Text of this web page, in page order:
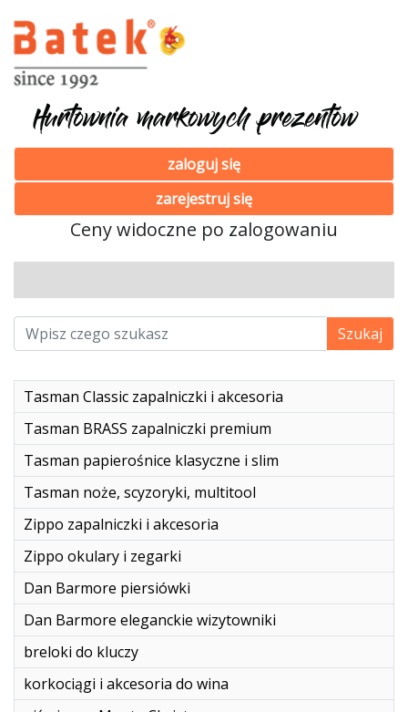
zaloguj się
zarejestruj się
Ceny widoczne po zalogowaniu
Tasman Classic zapalniczki i akcesoria
Tasman BRASS zapalniczki premium
Tasman papierośnice klasyczne i slim
Tasman noże, scyzoryki, multitool
Zippo zapalniczki i akcesoria
Zippo okulary i zegarki
Dan Barmore piersiówki
Dan Barmore eleganckie wizytowniki
breloki do kluczy
korkociągi i akcesoria do wina